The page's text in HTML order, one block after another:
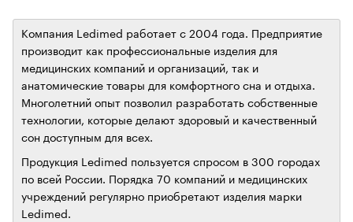
Компания Ledimed работает с 2004 года. Предприятие
производит как профессиональные изделия для
медицинских компаний и организаций, так и
анатомические товары для комфортного сна и отдыха.
Многолетний опыт позволил разработать собственные
технологии, которые делают здоровый и качественный
сон доступным для всех.
Продукция Ledimed пользуется спросом в 300 городах
по всей России. Порядка 70 компаний и медицинских
учреждений регулярно приобретают изделия марки
Ledimed.